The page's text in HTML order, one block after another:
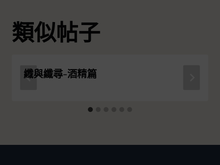
類似帖子
纖與纖尋-酒精篇